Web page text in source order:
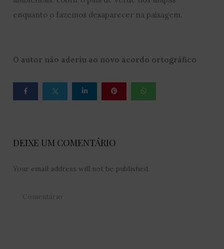
enquanto o fazemos desaparecer na paisagem.
O autor não aderiu ao novo acordo ortográfico
DEIXE UM COMENTÁRIO
Your email address will not be published.